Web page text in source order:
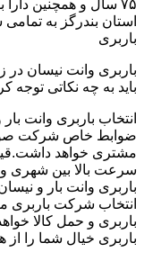
۷۵ سال و همچنین
استان بندرگز به
باربری
باربری وانت نیسان در
باید به چه نکاتی توجه
انتخاب باربری وانت
ضوابط خاص شرکت
مشتری خواهد
سرعت بالا بین شهری
باربری وانت بار و
انتخاب شرکت
باربری و حمل کالا
باربری خیال شما را